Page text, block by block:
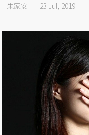
朱家安 23 Jul, 2019